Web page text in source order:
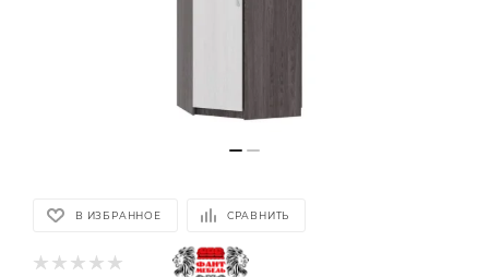
В ИЗБРАННОЕ СРАВНИТЬ